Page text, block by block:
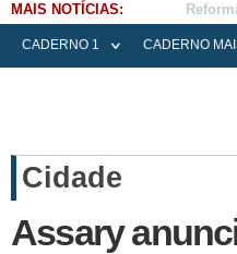
MAIS NOTÍCIAS: Falece
CADERNO 1 CADERNO
Cidade
Assary